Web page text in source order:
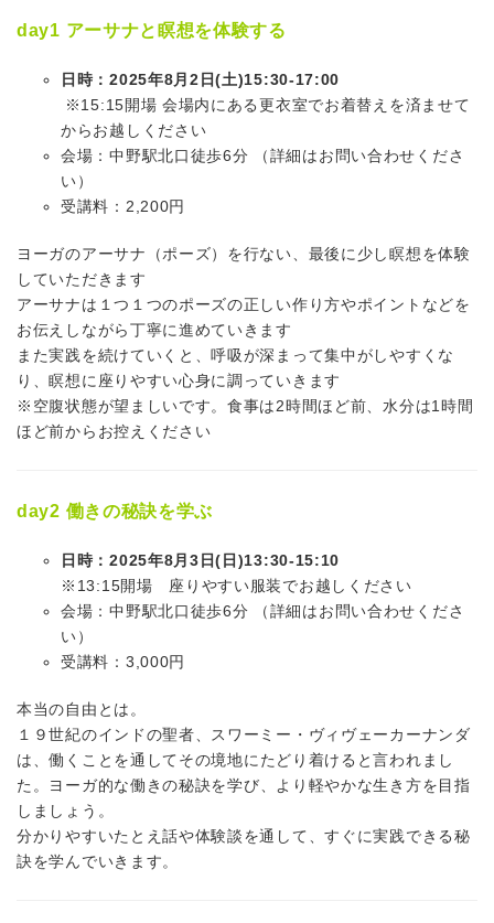
day1 アーサナと瞑想を体験する
日時：2025年8月2日(土)15:30-17:00
※15:15開場 会場内にある更衣室でお着替えを済ませて
からお越しください
会場：中野駅北口徒歩6分 （詳細はお問い合わせくださ
い）
受講料：2,200円
ヨーガのアーサナ（ポーズ）を行ない、最後に少し瞑想を体験
していただきます
アーサナは１つ１つのポーズの正しい作り方やポイントなどを
お伝えしながら丁寧に進めていきます
また実践を続けていくと、呼吸が深まって集中がしやすくな
り、瞑想に座りやすい心身に調っていきます
※空腹状態が望ましいです。食事は2時間ほど前、水分は1時間
ほど前からお控えください
day2 働きの秘訣を学ぶ
日時：2025年8月3日(日)13:30-15:10
※13:15開場 座りやすい服装でお越しください
会場：中野駅北口徒歩6分 （詳細はお問い合わせくださ
い）
受講料：3,000円
本当の自由とは。
１９世紀のインドの聖者、スワーミー・ヴィヴェーカーナンダ
は、働くことを通してその境地にたどり着けると言われまし
た。 ヨーガ的な働きの秘訣を学び、より軽やかな生き方を目指
しましょ う。
分かりやすいたとえ話や体験談を通して、すぐに実践できる秘
訣を学んでいきます。